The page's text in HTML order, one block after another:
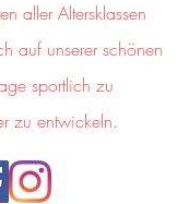
aller Altersklassen
auf unserer schönen
sportlich zu
zu entwickeln.